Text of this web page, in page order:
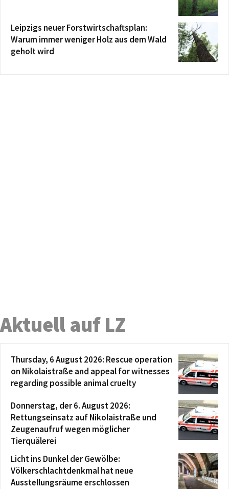
Leipzigs neuer Forstwirtschaftsplan:
Warum immer weniger Holz aus dem Wald
geholt wird
Aktuell auf LZ
Thursday, 6 August 2026: Rescue operation
on Nikolaistraße and appeal for witnesses
regarding possible animal cruelty
Donnerstag, der 6. August 2026:
Rettungseinsatz auf Nikolaistraße und
Zeugenaufruf wegen möglicher
Tierquälerei
Licht ins Dunkel der Gewölbe:
Völkerschlachtdenkmal hat neue
Ausstellungsräume erschlossen